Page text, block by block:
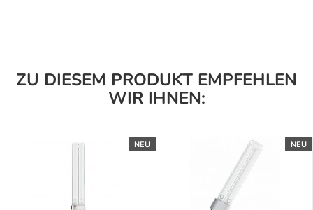
ZU DIESEM PRODUKT EMPFEHLEN
WIR IHNEN:
NEU NEU